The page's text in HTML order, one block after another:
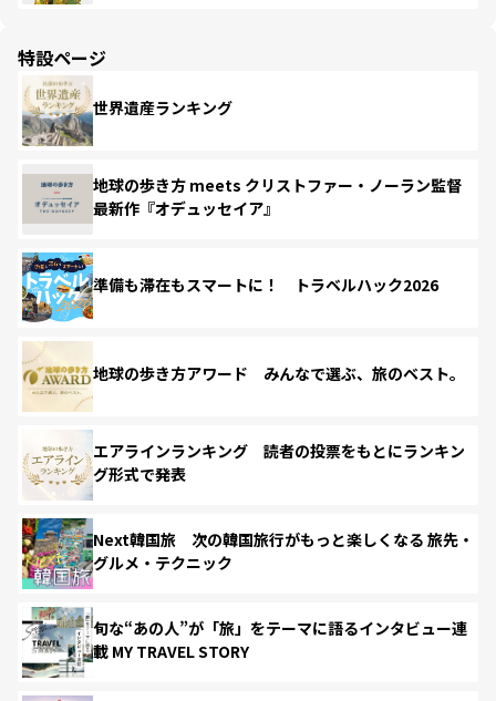
特設ページ
世界遺産ランキング
地球の歩き方 meets クリストファー・ノーラン監督
最新作『オデュッセイア』
準備も滞在もスマートに！ トラベルハック2026
地球の歩き方アワード みんなで選ぶ、旅のベスト。
エアラインランキング 読者の投票をもとにランキン
グ形式で発表
Next韓国旅 次の韓国旅行がもっと楽しくなる 旅先・
グルメ・テクニック
旬な“あの人”が「旅」をテーマに語るインタビュー連
載 MY TRAVEL STORY